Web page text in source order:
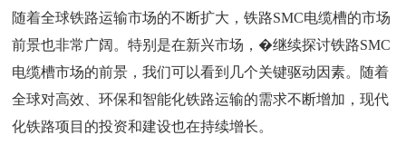
随着全球铁路运输市场的不断扩大，铁路SMC电缆槽的市场
前景也非常广阔。特别是在新兴市场，�继续探讨铁路SMC
电缆槽市场的前景，我们可以看到几个关键驱动因素。随着
全球对高效、环保和智能化铁路运输的需求不断增加，现代
化铁路项目的投资和建设也在持续增长。